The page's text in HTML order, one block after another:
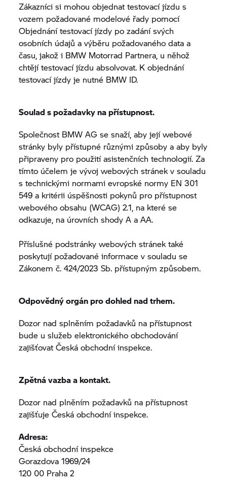
Zákazníci si mohou objednat testovací jízdu s
vozem požadované modelové řady pomocí
Objednání testovací jízdy po zadání svých
osobních údajů a výběru požadovaného data a
času, jakož i BMW Motorrad Partnera, u něhož
chtějí testovací jízdu absolvovat. K objednání
testovací jízdy je nutné BMW ID.
Soulad s požadavky na přístupnost.
Společnost BMW AG se snaží, aby její webové
stránky byly přístupné různými způsoby a aby byly
připraveny pro použití asistenčních technologií. Za
tímto účelem je vývoj webových stránek v souladu
s technickými normami evropské normy EN 301
549 a kritérii úspěšnosti pokynů pro přístupnost
webového obsahu (WCAG) 2.1, na které se
odkazuje, na úrovních shody A a AA.
Příslušné podstránky webových stránek také
poskytují požadované informace v souladu se
Zákonem č. 424/2023 Sb. přístupným způsobem.
Odpovědný orgán pro dohled nad trhem.
Dozor nad splněním požadavků na přístupnost
bude u služeb elektronického obchodování
zajišťovat Česká obchodní inspekce.
Zpětná vazba a kontakt.
Dozor nad plněním požadavků na přístupnost
zajišťuje Česká obchodní inspekce.
Adresa:
Česká obchodní inspekce
Gorazdova 1969/24
120 00 Praha 2